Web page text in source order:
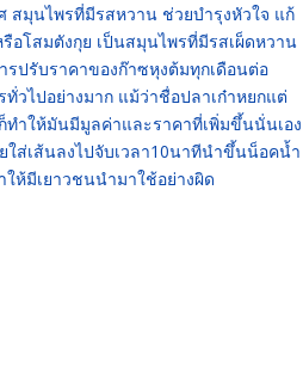
สมุนไพรที่มีรสหวาน ช่วยบำรุงหัวใจ แก้
อโสมตังกุย เป็นสมุนไพรที่มีรสเผ็ดหวาน
ปรับราคาของก๊าซหุงต้มทุกเดือนต่อ
วไปอย่างมาก แม้ว่าชื่อปลาเก๋าหยกแต่
ทำให้มันมีมูลค่าและราคาที่เพิ่มขึ้นนั่นเอง
ใส่เส้นลงไปจับเวลา10นาทีนำขึ้นน็อคน้ำ
ห้มีเยาวชนนำมาใช้อย่างผิด